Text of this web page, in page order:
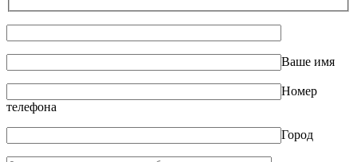
Ваше имя
Номер
телефона
Город